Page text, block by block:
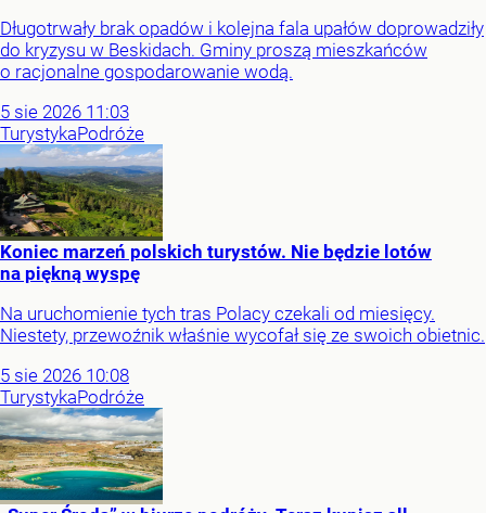
Długotrwały brak opadów i kolejna fala upałów doprowadziły
do kryzysu w Beskidach. Gminy proszą mieszkańców
o racjonalne gospodarowanie wodą.
5 sie 2026 11:03
TurystykaPodróże
Koniec marzeń polskich turystów. Nie będzie lotów
na piękną wyspę
Na uruchomienie tych tras Polacy czekali od miesięcy.
Niestety, przewoźnik właśnie wycofał się ze swoich obietnic.
5 sie 2026 10:08
TurystykaPodróże